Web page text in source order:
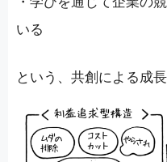
いる
という、共創による成